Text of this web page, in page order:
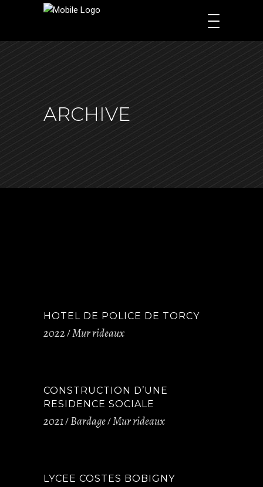
ARCHIVE
HOTEL DE POLICE DE TORCY
2022 Mur rideaux
CONSTRUCTION D’UNE
RESIDENCE SOCIALE
2021 Bardage Mur rideaux
LYCEE COSTES BOBIGNY